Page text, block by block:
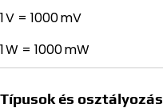
1 V = 1000 mV
1 W = 1000 mW
Típusok és osztályozás